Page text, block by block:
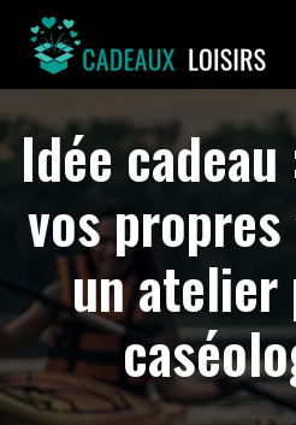
Idée
vos
un